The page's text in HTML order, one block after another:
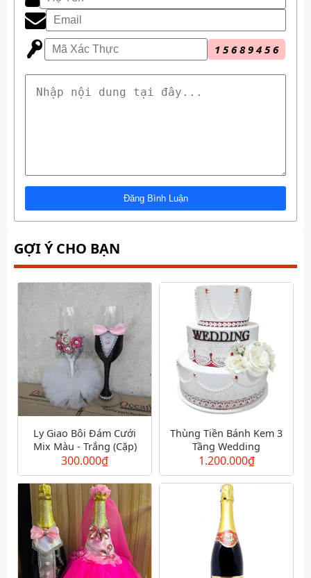
1 5 6 8 9 4 5 6
GỢI Ý CHO BẠN
Ly Giao Bôi Đám Cưới
Mix Màu - Trắng (Cặp)
300.000₫
Thùng Tiền Bánh Kem 3
Tầng Wedding
1.200.000₫